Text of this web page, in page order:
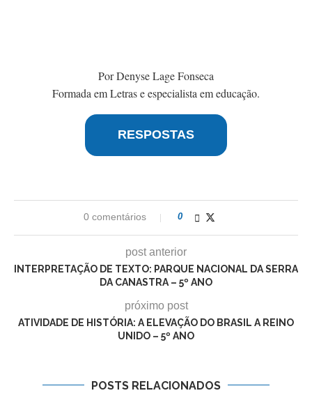
Por Denyse Lage Fonseca
Formada em Letras e especialista em educação.
RESPOSTAS
0 comentários 0
post anterior
INTERPRETAÇÃO DE TEXTO: PARQUE NACIONAL DA SERRA
DA CANASTRA – 5º ANO
próximo post
ATIVIDADE DE HISTÓRIA: A ELEVAÇÃO DO BRASIL A REINO
UNIDO – 5º ANO
POSTS RELACIONADOS